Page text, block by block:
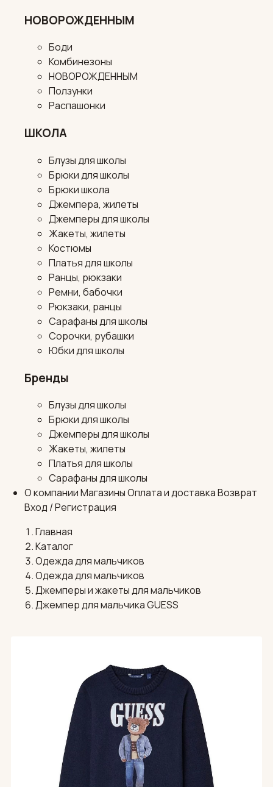
НОВОРОЖДЕННЫМ
Боди
Комбинезоны
НОВОРОЖДЕННЫМ
Ползунки
Распашонки
ШКОЛА
Блузы для школы
Брюки для школы
Брюки школа
Джемпера, жилеты
Джемперы для школы
Жакеты, жилеты
Костюмы
Платья для школы
Ранцы, рюкзаки
Ремни, бабочки
Рюкзаки, ранцы
Сарафаны для школы
Сорочки, рубашки
Юбки для школы
Бренды
Блузы для школы
Брюки для школы
Джемперы для школы
Жакеты, жилеты
Платья для школы
Сарафаны для школы
О компанииМагазиныОплата и доставкаВозврат
Вход / Регистрация
Главная
Каталог
Одежда для мальчиков
Одежда для мальчиков
Джемперы и жакеты для мальчиков
Джемпер для мальчика GUESS